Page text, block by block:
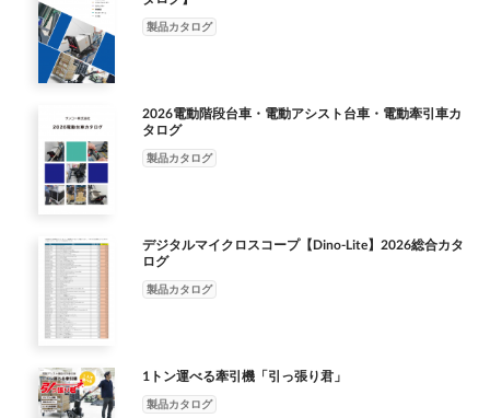
ント ロールグループそれぞれで明るさを 32 ステップの細かい レ
ベルで調整できます。例えば、右からは強い光を、左か らは弱
い光を当てる、などが可能です。対象物の特徴や形 状に応じた
したりすることが出来ます。
した。本体と一 体型のワイヤレス接続ができるので用途が広が
ります。 USB 接続のみの Dino-Lite でも Dino-Lite シリーズ用コ
ネク トを使用することで最大 10 台までのスマートフォンやタブ
レットを接続することができます。 従来機能 ■突起がある対象物
ぶれや白とびを抑え自然な描写を可能にする拡大ダイナミックレ
ンジ（EDR) 機能 ■乱反射を抑えたより鮮明な撮影や観察が可能
になる偏光フィルター ■倍率ダイヤルに追従し倍率が自動で変更
される自動倍率読み取り（AMR）機能 ■ LED の点灯場所や明る
DINOAM4917MZT DINOAM4917MZTL DINOAM7515MTFP
DINOAM73915MZT4 DINOAM73915MT8 DINOAF7915MZT
DINOAM8917MZT 130 万画素 130 万画素 500 万画素 500 万画
素 500 万画素 500 万画素 800 万画素 解像度 (1280x960)
(1280x960) (2592x1944) (2560 x 1920) (2560 x 1920) (2592 x
400 ～ 470 倍 700 × 900 倍 10 ～ 220 倍 10 ～ 220 倍 レンズ 標準
望遠 超望遠 高倍率 高倍率 標準 標準 インターフェイス USB2.0
製品カタログ
2026電動階段台車・電動アシスト台車・電動牽引車カ
タログ
製品カタログ
デジタルマイクロスコープ【Dino-Lite】2026総合カタ
ログ
製品カタログ
1トン運べる牽引機「引っ張り君」
製品カタログ